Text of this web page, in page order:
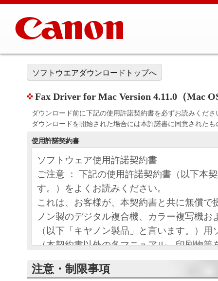
ソフトウエアダウンロードトップへ
Fax Driver for Mac Version 4.11.0（Mac
ダウンロード前に下記の使用許諾契約書を必ずお読みくださ
ダウンロードを開始された場合には本許諾書に同意された
使用許諾契約書
ソフトウェア使用許諾契約書
ご注意 ： 下記の使用許諾契約書（以下本
す。）をよくお読みください。
これは、お客様が、本契約書と共に無償で
ノン製のデジタル複合機、カラー複写機お
（以下「キヤノン製品」と言います。）用
（本契約書以外の各マニュアル、印刷物等
以下「本ソフトウェア」と言います。）を
めの、お客様とキヤノン株式会社（以下キ
注意・制限事項